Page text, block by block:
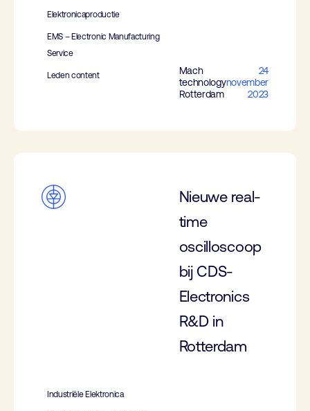
Elektronicaproductie
EMS – Electronic Manufacturing
Service
Leden content
Mach
technology
Rotterdam
24
november
2023
Nieuwe real-
time
oscilloscoop
bij CDS-
Electronics
R&D in
Rotterdam
Industriële Elektronica